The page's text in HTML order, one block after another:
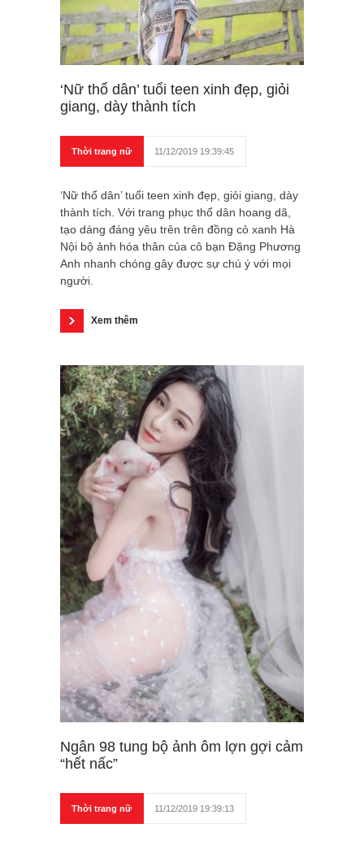
‘Nữ thổ dân’ tuổi teen xinh đẹp, giỏi
giang, dày thành tích
Thời trang nữ 11/12/2019 19:39:45
‘Nữ thổ dân’ tuổi teen xinh đẹp, giỏi giang, dày
thành tích. Với trang phục thổ dân hoang dã,
tạo dáng đáng yêu trên trên đồng cỏ xanh Hà
Nội bộ ảnh hóa thân của cô bạn Đặng Phương
Anh nhanh chóng gây được sự chú ý với mọi
người.
Xem thêm
Ngân 98 tung bộ ảnh ôm lợn gợi cảm
“hết nấc”
Thời trang nữ 11/12/2019 19:39:13